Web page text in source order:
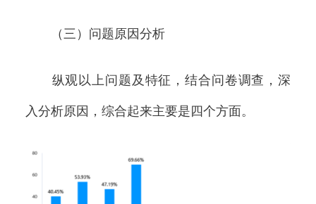
（三）问题原因分析
纵观以上问题及特征，结合问卷调查，深
入分析原因，综合起来主要是四个方面。